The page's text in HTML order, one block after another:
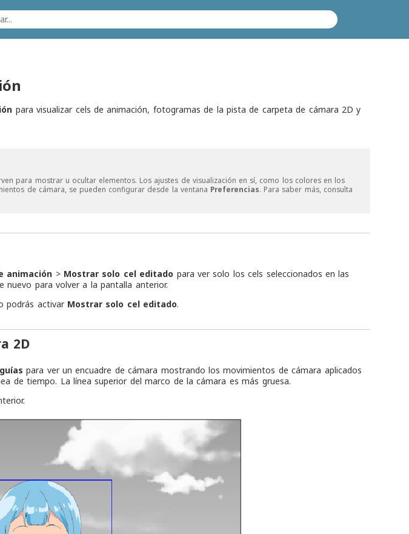
para visualizar cels de animación, fotogramas de la pista de carpeta de cámara 2D y
para mostrar u ocultar elementos. Los ajustes de visualización en sí, como los colores en los
de cámara, se pueden configurar desde la ventana Preferencias. Para saber más, consulta
animación > Mostrar solo cel editado para ver solo los cels seleccionados en las
nuevo para volver a la pantalla anterior.
podrás activar Mostrar solo cel editado.
2D
para ver un encuadre de cámara mostrando los movimientos de cámara aplicados
de tiempo. La línea superior del marco de la cámara es más gruesa.